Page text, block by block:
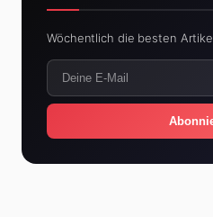
Wöchentlich die besten